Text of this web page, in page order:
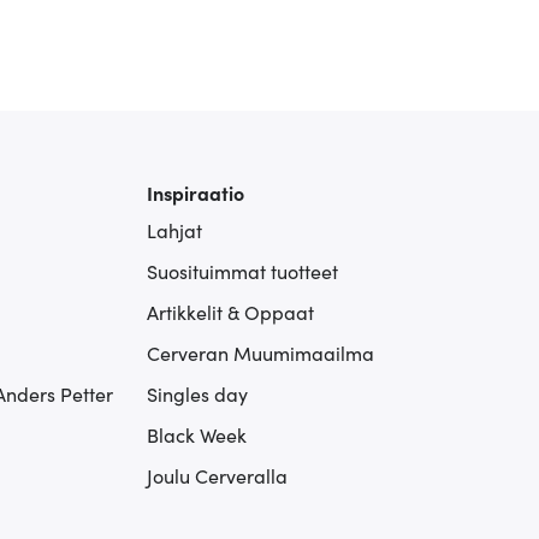
Petter
Inspiraatio
Lahjat
Suosituimmat tuotteet
Artikkelit & Oppaat
Cerveran Muumimaailma
Singles day
Black Week
Joulu Cerveralla